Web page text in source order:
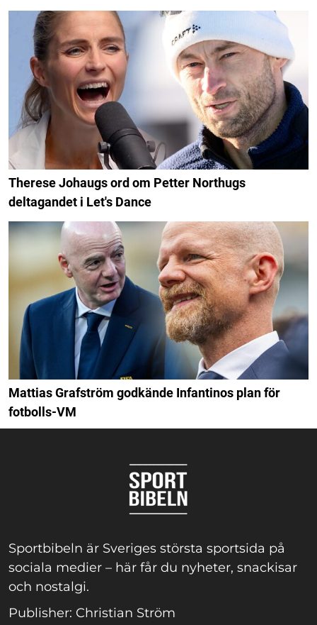
Therese Johaugs ord om Petter Northugs
deltagandet i Let's Dance
Mattias Grafström godkände Infantinos plan för
fotbolls-VM
Sportbibeln är Sveriges största sportsida på
sociala medier – här får du nyheter, snackisar
och nostalgi.
Publisher: Christian Ström